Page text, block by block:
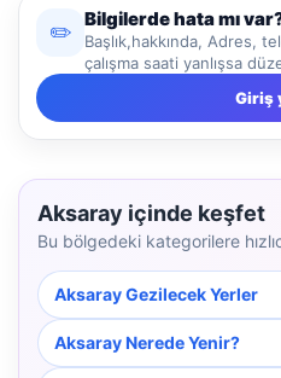
✏️
Bilgilerde hata mı
Başlık,hakkında, Adres,
çalışma saati yanlışsa
Giriş
Aksaray içinde keşfet
Bu bölgedeki kategorilere
Aksaray Gezilecek Yerler
Aksaray Nerede Yenir?